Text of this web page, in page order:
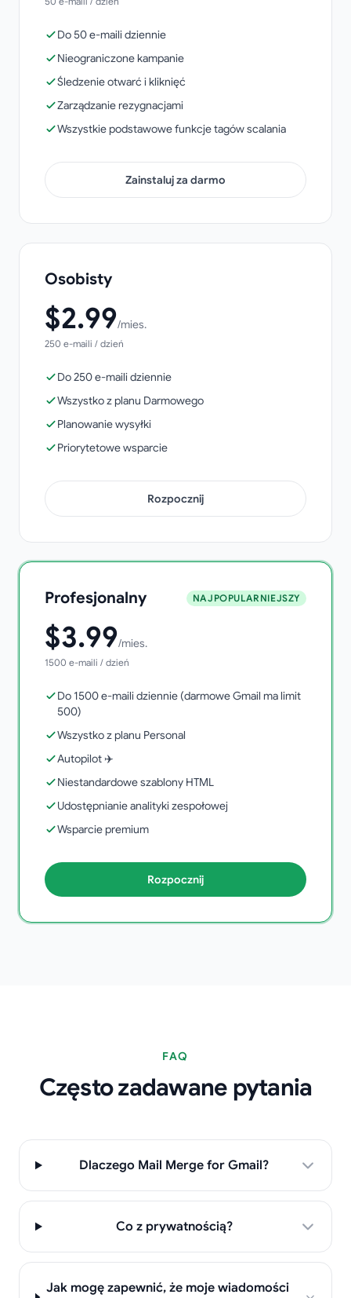
Wspaniała aplikacja do korespondencji seryjnej do
masowej wysyłki!
Annu Joseph
Google Workspace Marketplace
Vanessa Villanova
Google Workspace Marketplace
Tak przydatne narzędzie do korespondencji seryjnej bez
Google Workspace Marketplace
Do 50 e-maili dziennie
Nieograniczone kampanie
Śledzenie otwarć i kliknięć
Zarządzanie rezygnacjami
Wszystkie podstawowe funkcje tagów scalania
Zainstaluj za darmo
Osobisty
$2.99/mies.
250 e-maili / dzień
Do 250 e-maili dziennie
Wszystko z planu Darmowego
Planowanie wysyłki
Priorytetowe wsparcie
Rozpocznij
Profesjonalny NAJPOPULARNIEJSZY
$3.99/mies.
1500 e-maili / dzień
Do 1500 e-maili dziennie (darmowe Gmail ma limit
500)
Wszystko z planu Personal
Autopilot ✈️
Niestandardowe szablony HTML
Udostępnianie analityki zespołowej
Wsparcie premium
Rozpocznij
FAQ
Często zadawane pytania
Dlaczego Mail Merge for Gmail?
Co z prywatnością?
Jak mogę zapewnić, że moje wiadomości